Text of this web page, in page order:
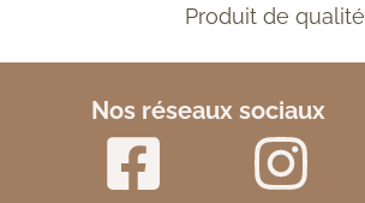
Produit de qualité
Nos réseaux sociaux